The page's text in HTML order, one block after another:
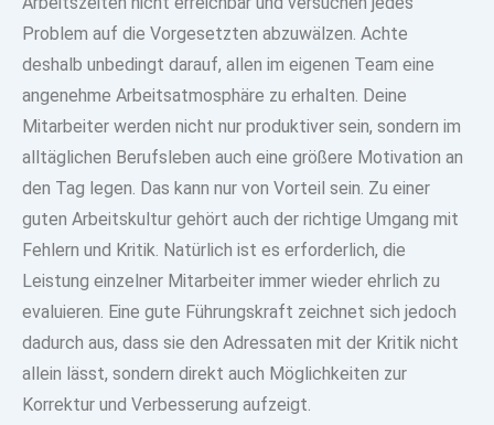
Problem auf die Vorgesetzten abzuwälzen. Achte
deshalb unbedingt darauf, allen im eigenen Team eine
angenehme Arbeitsatmosphäre zu erhalten. Deine
Mitarbeiter werden nicht nur produktiver sein, sondern im
alltäglichen Berufsleben auch eine größere Motivation an
den Tag legen. Das kann nur von Vorteil sein. Zu einer
guten Arbeitskultur gehört auch der richtige Umgang mit
Fehlern und Kritik. Natürlich ist es erforderlich, die
Leistung einzelner Mitarbeiter immer wieder ehrlich zu
evaluieren. Eine gute Führungskraft zeichnet sich jedoch
dadurch aus, dass sie den Adressaten mit der Kritik nicht
allein lässt, sondern direkt auch Möglichkeiten zur
Korrektur und Verbesserung aufzeigt.